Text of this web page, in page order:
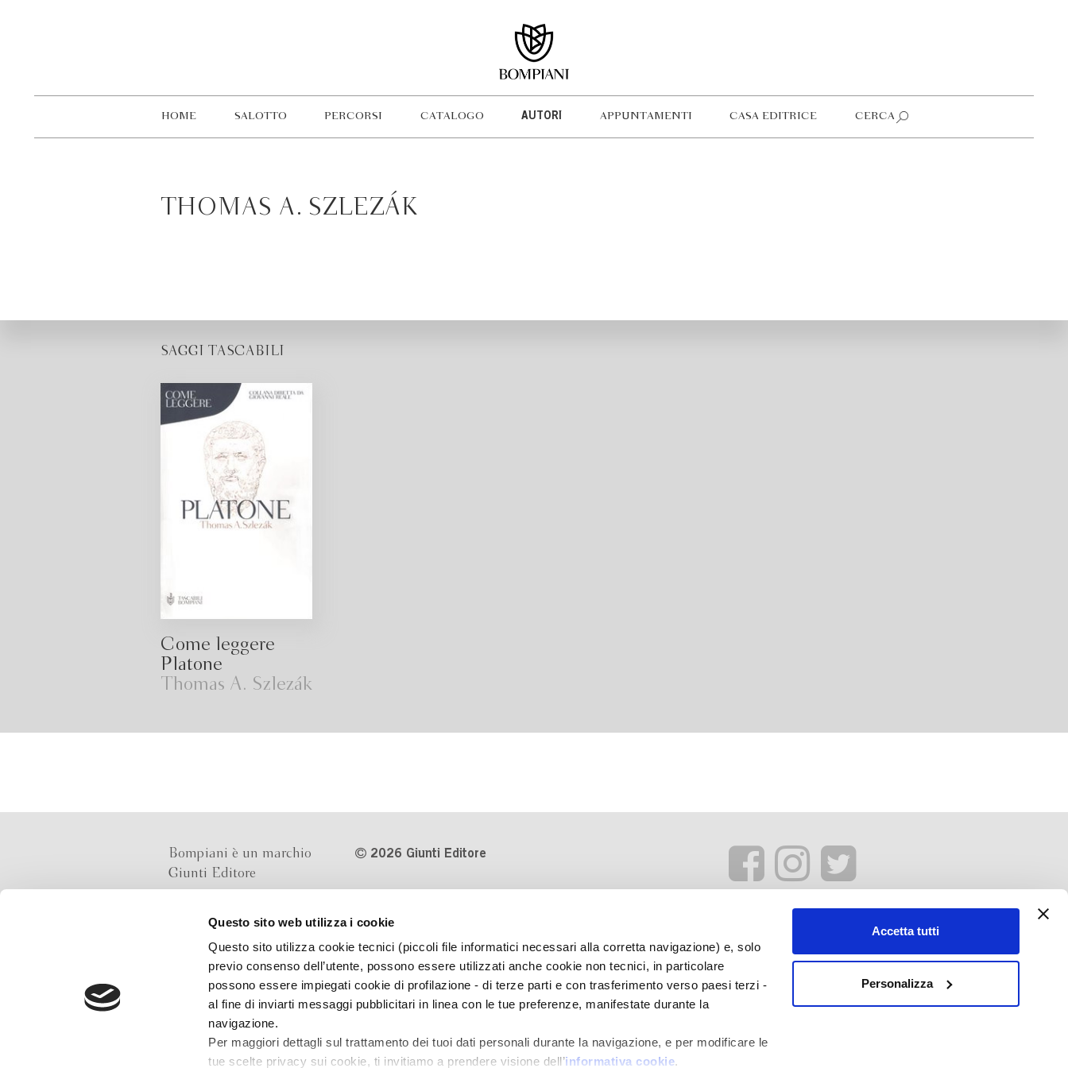
Questo sito web utilizza i cookie
Questo sito utilizza cookie tecnici (piccoli file informatici necessari alla corretta navigazione) e, solo
previo consenso dell’utente, possono essere utilizzati anche cookie non tecnici, in particolare
possono essere impiegati cookie di profilazione - di terze parti e con trasferimento verso paesi terzi -
al fine di inviarti messaggi pubblicitari in linea con le tue preferenze, manifestate durante la
navigazione.
Per maggiori dettagli sul trattamento dei tuoi dati personali durante la navigazione, e per modificare le
tue scelte privacy sui cookie, ti invitiamo a prendere visione dell’informativa cookie.
Accetta tutti
Personalizza
HOME SALOTTO PERCORSI CATALOGO AUTORI APPUNTAMENTI CASA EDITRICE CERCA
THOMAS A. SZLEZÁK
SAGGI TASCABILI
Come leggere
Platone
Thomas A. Szlezák
Bompiani è un marchio
Giunti Editore
Via Bolognese 165,
50139 Firenze
Via G.B.Pirelli 30,
20124 Milano
2026 Giunti Editore
Numero d'iscrizione al Registro
Imprese di Milano REA 1327444
Informativa sulla privacy